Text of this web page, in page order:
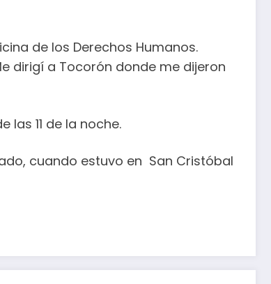
de los Derechos Humanos.
dirigí a Tocorón donde me dijeron
11 de la noche.
cuando estuvo en San Cristóbal